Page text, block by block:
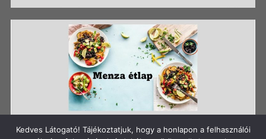
Kedves Látogató! Tájékoztatjuk, hogy a honlapon a felhasználói